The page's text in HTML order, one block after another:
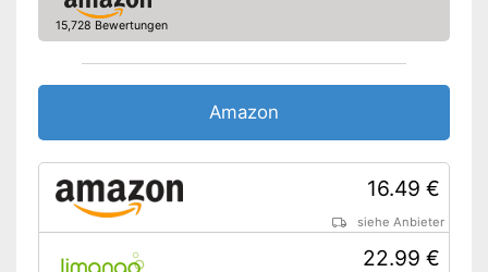
15,728 Bewertungen
Amazon
16.49 €
siehe Anbieter
22.99 €